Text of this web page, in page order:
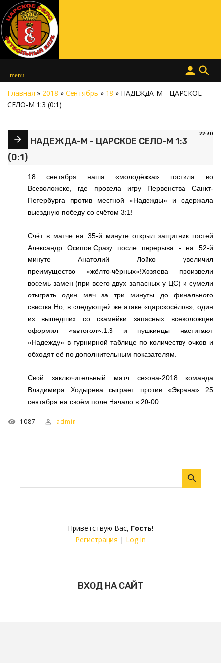
menu search
person
Приветствую Вас, Гость!
Регистрация | Log in
ВХОД НА САЙТ
Главная » 2018 » Сентябрь » 18 » НАДЕЖДА-М - ЦАРСКОЕ
СЕЛО-М 1:3 (0:1)
22:30
НАДЕЖДА-М - ЦАРСКОЕ СЕЛО-М 1:3
(0:1)
18 сентября наша «молодёжка» гостила во
Всеволожске, где провела игру Первенства Санкт-
Петербурга против местной «Надежды» и одержала
выездную победу со счётом 3:1!
Счёт в матче на 35-й минуте открыл защитник гостей
Александр Осипов.Сразу после перерыва - на 52-й
минуте Анатолий Лойко увеличил
преимущество «жёлто-чёрных»!Хозяева произвели
восемь замен (при всего двух запасных у ЦС) и сумели
отыграть один мяч за три минуты до финального
свистка.Но, в следующей же атаке «царскосёлов», один
из вышедших со скамейки запасных всеволожцев
оформил «автогол».1:3 и пушкинцы настигают
«Надежду» в турнирной таблице по количеству очков и
обходят её по дополнительным показателям.
Свой заключительный матч сезона-2018 команда
Владимира Ходырева сыграет против «Экрана» 25
сентября на своём поле.Начало в 20-00.
1087 admin